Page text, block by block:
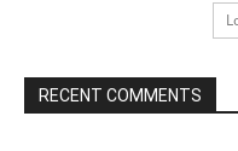
RECENT COMMENTS